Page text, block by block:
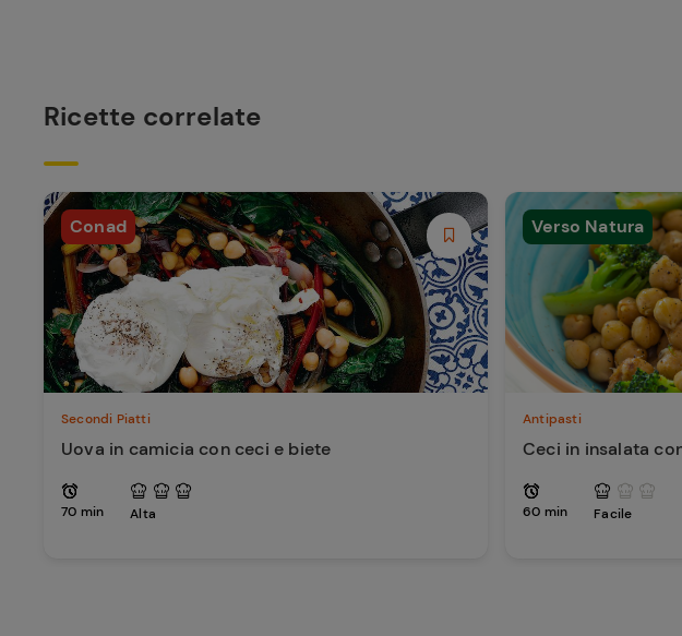
Ricette correlate
Conad
Secondi Piatti
Uova in camicia con ceci e biete
70 min Alta
Verso Natura
Antipasti
Ceci in insalata
60 min Facile